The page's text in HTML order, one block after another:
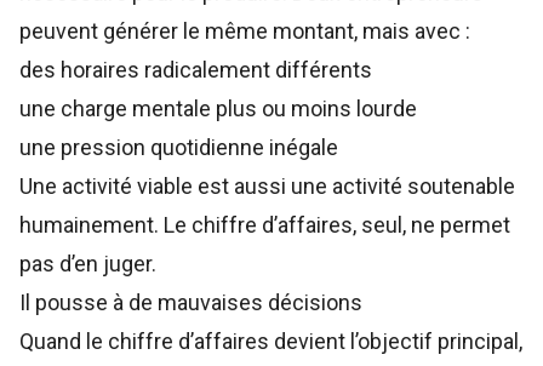
peuvent générer le même montant, mais avec :
des horaires radicalement différents
une charge mentale plus ou moins lourde
une pression quotidienne inégale
Une activité viable est aussi une activité soutenable
humainement. Le chiffre d’affaires, seul, ne permet
pas d’en juger.
Il pousse à de mauvaises décisions
Quand le chiffre d’affaires devient l’objectif principal,